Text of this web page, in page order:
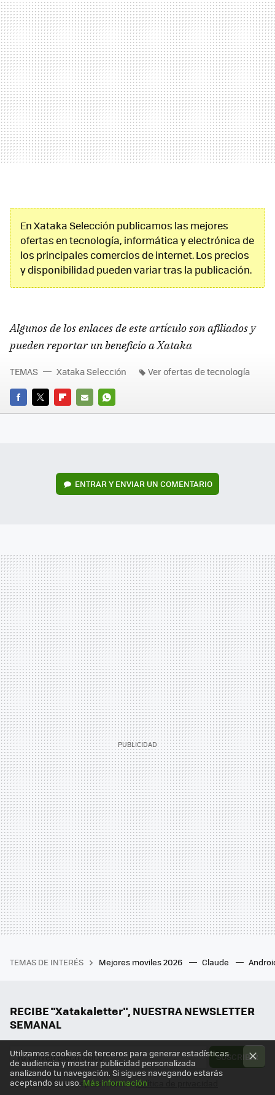
En Xataka Selección publicamos las mejores
ofertas en tecnología, informática y electrónica de
los principales comercios de internet. Los precios
y disponibilidad pueden variar tras la publicación.
Algunos de los enlaces de este artículo son afiliados y
pueden reportar un beneficio a Xataka
FACEBOOK
TWITTERFLIPBOARD
E-
WHATSAPP
TEMAS Xataka Selección Ver ofertas de tecnología
ENTRAR Y ENVIAR UN COMENTARIO
TEMAS DE INTERÉS Mejores moviles 2026 Claude
RECIBE "Xatakaletter", NUESTRA NEWSLETTER
SEMANAL
SUSCRIBIR
Suscribiéndote aceptas nuestrapolítica de privacidad
Utilizamos cookies de terceros para generar estadísticas
de audiencia y mostrar publicidad personalizada
analizando tu navegación. Si sigues navegando estarás
aceptando su uso. Más información